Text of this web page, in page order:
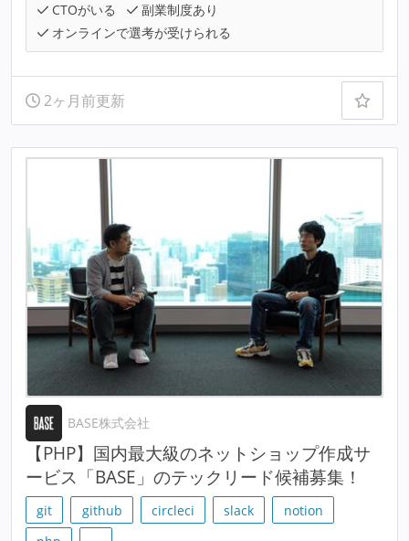
CTOがいる
副業制度あり
オンラインで選考が受けられる
2ヶ月前更新
BASE株式会社
【PHP】国内最大級のネットショップ作成サ
ービス「BASE」のテックリード候補募集！
git github circleci slack
notion